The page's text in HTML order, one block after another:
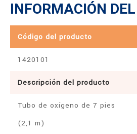
INFORMACIÓN
Código del producto
1420101
Descripción del producto
Tubo de oxígeno de 7 pies
(2,1 m)